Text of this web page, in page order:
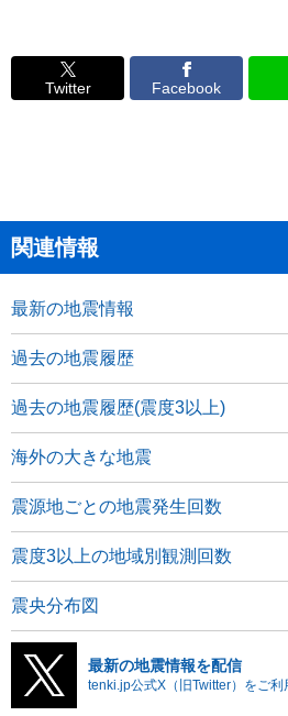
Twitter Facebook
関連情報
最新の地震情報
過去の地震履歴
過去の地震履歴(震度3以上)
海外の大きな地震
震源地ごとの地震発生回数
震度3以上の地域別観測回数
震央分布図
最新の地震情報を配信
tenki.jp公式X（旧Twitter）をご利